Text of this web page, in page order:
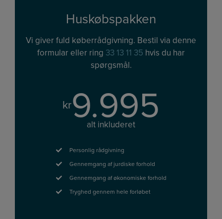
Huskøbspakken
Vi giver fuld køberrådgivning. Bestil via denne
formular eller ring 33 13 11 35 hvis du har
spørgsmål.
kr9.995
alt inkluderet
Personlig rådgivning
Gennemgang af jurdiske forhold
Gennemgang af økonomiske forhold
Tryghed gennem hele forløbet